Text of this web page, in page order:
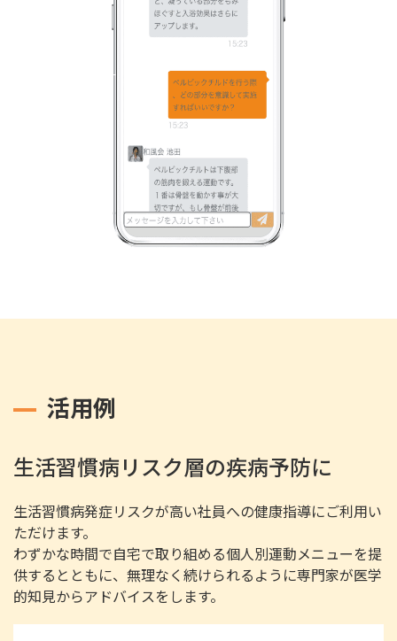
活用例
生活習慣病リスク層の疾病予防に
生活習慣病発症リスクが高い社員への健康指導にご利用い
ただけます。
わずかな時間で自宅で取り組める個人別運動メニューを提
供するとともに、無理なく続けられるように専門家が医学
的知見からアドバイスをします。